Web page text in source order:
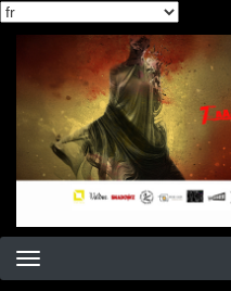
Select
your